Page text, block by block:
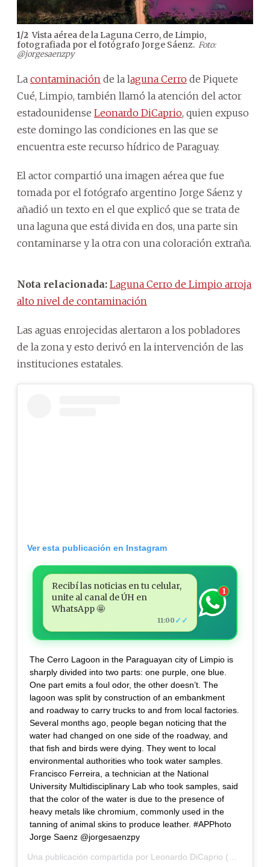
1/2 Vista aérea de la Laguna Cerro, de Limpio,
fotografiada por el fotógrafo Jorge Sáenz. Foto:
@jorgesaenzpy
La contaminación de la laguna Cerro de Piquete
Cué, Limpio, también llamó la atención del actor
estadounidense Leonardo DiCaprio, quien expuso
este domingo las condiciones en las que se
encuentra este recurso hídrico de Paraguay.
El actor compartió una imagen aérea que fue
tomada por el fotógrafo argentino Jorge Sáenz y
añadió un texto en el que explicó que se trata de
una laguna que está divida en dos, una parte sin
contaminarse y la otra con una coloración extraña.
Nota relacionada: Laguna Cerro de Limpio arroja
alto nivel de contaminación
Las aguas enrojecidas alertaron a los pobladores
de la zona y esto derivó en la intervención de las
instituciones estatales.
Ver esta publicación en Instagram
Recibí las noticias en tu celular,
unite al canal de ÚH en
WhatsApp 🤩
11:00 ✓✓
1
The Cerro Lagoon in the Paraguayan city of Limpio is
sharply divided into two parts: one purple, one blue.
One part emits a foul odor, the other doesn’t. The
lagoon was split by construction of an embankment
and roadway to carry trucks to and from local factories.
Several months ago, people began noticing that the
water had changed on one side of the roadway, and
that fish and birds were dying. They went to local
environmental authorities who took water samples.
Francisco Ferreira, a technician at the National
University Multidisciplinary Lab who took samples, said
that the color of the water is due to the presence of
heavy metals like chromium, commonly used in the
tanning of animal skins to produce leather. #APPhoto
Jorge Saenz @jorgesaenzpy
Una publicación compartida por Leonardo DiCaprio (@leonardodicaprio) el